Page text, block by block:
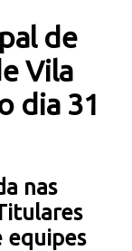
de
Vila
dia 31
nas
equipes